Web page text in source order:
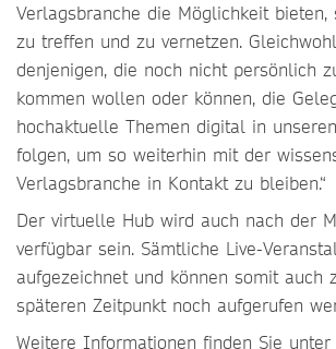
Verlagsbranche die Möglichkeit bieten,
zu treffen und zu vernetzen.
denjenigen, die noch nicht persönlich
kommen wollen oder können, die
hochaktuelle Themen digital in
folgen, um so weiterhin mit der
Verlagsbranche in Kontakt zu bleiben.“
Der virtuelle Hub wird auch nach der
verfügbar sein. Sämtliche Live-
aufgezeichnet und können somit auch
späteren Zeitpunkt noch aufgerufen
Weitere Informationen finden Sie unter